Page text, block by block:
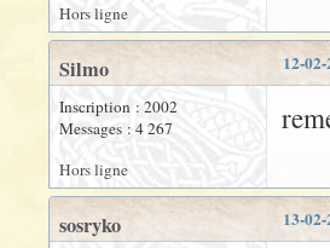
Hors ligne
12-
Silmo
Inscription : 2002
Messages : 4 267
Hors ligne
13-
sosryko